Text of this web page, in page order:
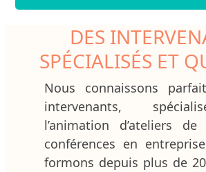
DES
SPÉCIALISÉS ET
Nous connaissons
intervenants,
l’animation d’ateliers
conférences en
formons depuis plus de